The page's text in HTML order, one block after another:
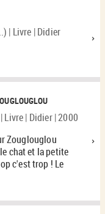
| Livre | Didier
Livre | Didier | 2000
Zouglouglou
chat et la petite
c'est trop ! Le